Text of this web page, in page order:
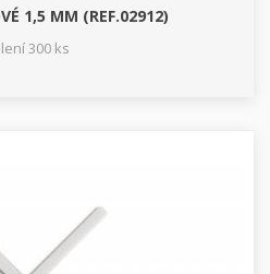
1,5 MM (REF.02912)
300 ks